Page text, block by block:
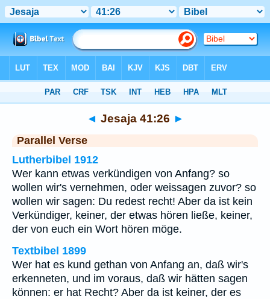
◄ Jesaja 41:26 ►
Parallel Verse
Lutherbibel 1912
Wer kann etwas verkündigen von Anfang? so
wollen wir's vernehmen, oder weissagen zuvor? so
wollen wir sagen: Du redest recht! Aber da ist kein
Verkündiger, keiner, der etwas hören ließe, keiner,
der von euch ein Wort hören möge.
Textbibel 1899
Wer hat es kund gethan von Anfang an, daß wir's
erkenneten, und im voraus, daß wir hätten sagen
können: er hat Recht? Aber da ist keiner, der es